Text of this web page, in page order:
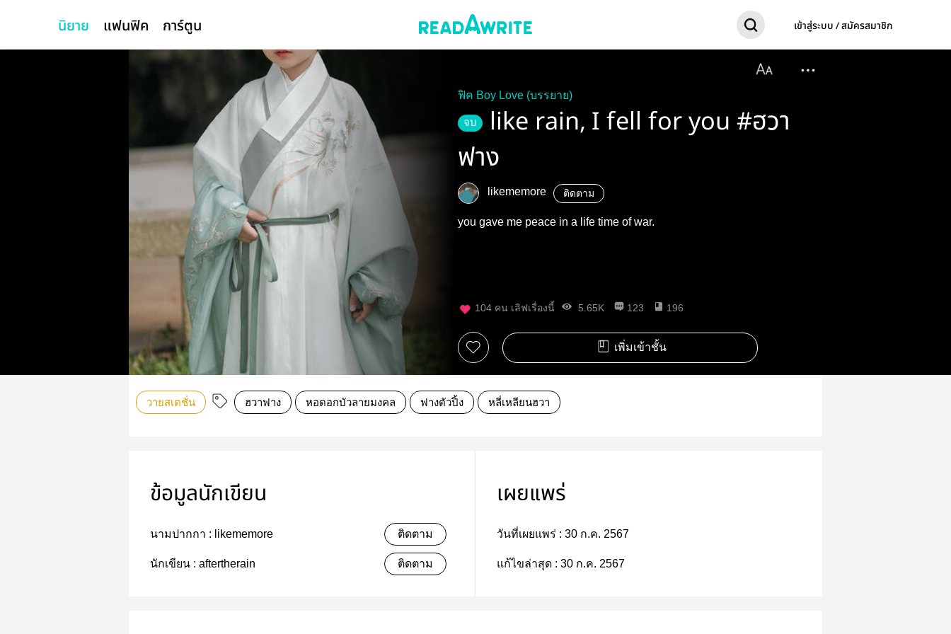
นิยาย แฟนฟิค การ์ตูน เข้าสู่ระบบ / สมัครสมาชิก
ฟิค Boy Love (บรรยาย)
จบ
like rain, I fell for you #ฮวา
ฟาง
likememore ติดตาม
you gave me peace in a life time of war.
104 คน เลิฟเรื่องนี้ 5.65K 123 196
เพิ่มเข้าชั้น
วายสเตชั่น ฮวาฟาง หอดอกบัวลายมงคล ฟางตัวปิ้ง หลี่เหลียนฮวา
ข้อมูลนักเขียน
นามปากกา : likememore ติดตาม
นักเขียน : aftertherain ติดตาม
เผยแพร่
วันที่เผยแพร่ : 30 ก.ค. 2567
แก้ไขล่าสุด : 30 ก.ค. 2567